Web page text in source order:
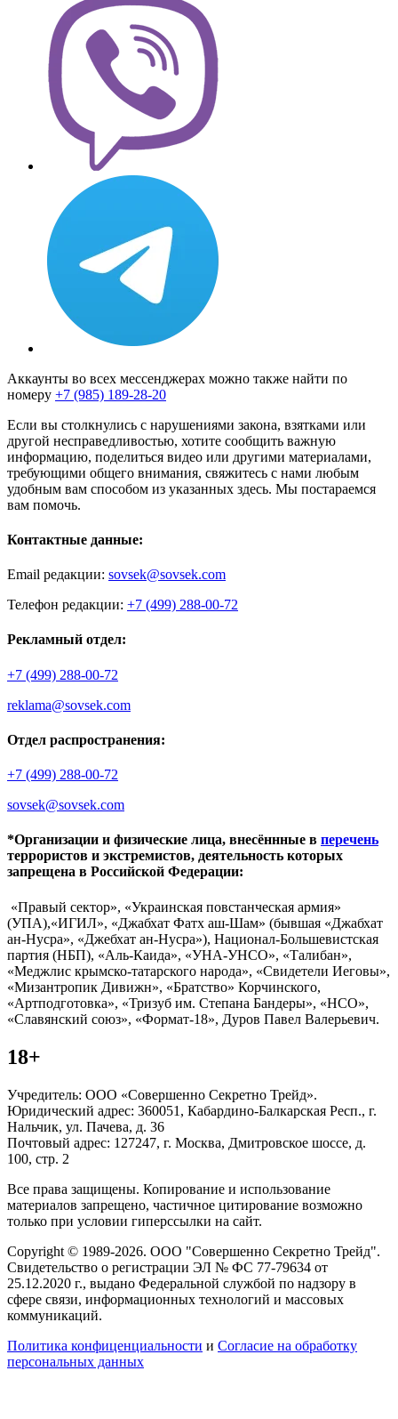
Аккаунты во всех мессенджерах можно также найти по
номеру +7 (985) 189-28-20
Если вы столкнулись с нарушениями закона, взятками или
другой несправедливостью, хотите сообщить важную
информацию, поделиться видео или другими материалами,
требующими общего внимания, свяжитесь с нами любым
удобным вам способом из указанных здесь. Мы постараемся
вам помочь.
Контактные данные:
Email редакции: sovsek@sovsek.com
Телефон редакции: +7 (499) 288-00-72
Рекламный отдел:
+7 (499) 288-00-72
reklama@sovsek.com
Отдел распространения:
+7 (499) 288-00-72
sovsek@sovsek.com
*Организации и физические лица, внесённные в перечень
террористов и экстремистов, деятельность которых
запрещена в Российской Федерации:
«Правый сектор», «Украинская повстанческая армия»
(УПА),«ИГИЛ», «Джабхат Фатх аш-Шам» (бывшая «Джабхат
ан-Нусра», «Джебхат ан-Нусра»), Национал-Большевистская
партия (НБП), «Аль-Каида», «УНА-УНСО», «Талибан»,
«Меджлис крымско-татарского народа», «Свидетели Иеговы»,
«Мизантропик Дивижн», «Братство» Корчинского,
«Артподготовка», «Тризуб им. Степана Бандеры», «НСО»,
«Славянский союз», «Формат-18», Дуров Павел Валерьевич.
18+
Учредитель: ООО «Совершенно Секретно Трейд».
Юридический адрес: 360051, Кабардино-Балкарская Респ., г.
Нальчик, ул. Пачева, д. 36
Почтовый адрес: 127247, г. Москва, Дмитровское шоссе, д.
100, стр. 2
Все права защищены. Копирование и использование
материалов запрещено, частичное цитирование возможно
только при условии гиперссылки на сайт.
Copyright © 1989-2026. ООО "Совершенно Секретно Трейд".
Свидетельство о регистрации ЭЛ № ФС 77-79634 от
25.12.2020 г., выдано Федеральной службой по надзору в
сфере связи, информационных технологий и массовых
коммуникаций.
Политика конфиценциальности и Согласие на обработку
персональных данных